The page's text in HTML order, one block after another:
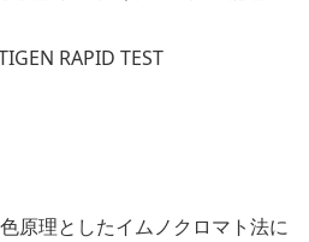
RAPID TEST
原理としたイムノクロマト法に